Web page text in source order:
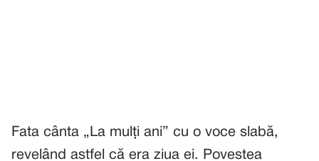
Fata cânta „La mulți ani” cu o voce slabă,
revelând astfel că era ziua ei. Povestea